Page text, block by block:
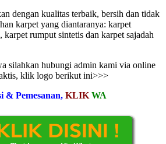
dengan kualitas terbaik, bersih dan tidak
karpet yang diantaranya: karpet
karpet rumput sintetis dan karpet sajadah
silahkan hubungi admin kami via online
klik logo berikut ini>>>
& Pemesanan, KLIK WA